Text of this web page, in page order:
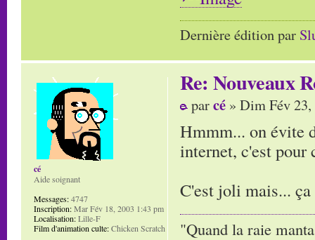
Dernière édition par
Re: Nouveaux
parcé » Dim Fév
Hmmm... on évite
internet, c'est pour
C'est joli mais... ça
"Quand la raie
cé
Aide soignant
Messages:4747
Inscription:Mar Fév 18, 2003 1:43 pm
Localisation:Lille-F
Film d'animation culte:Chicken Scratch